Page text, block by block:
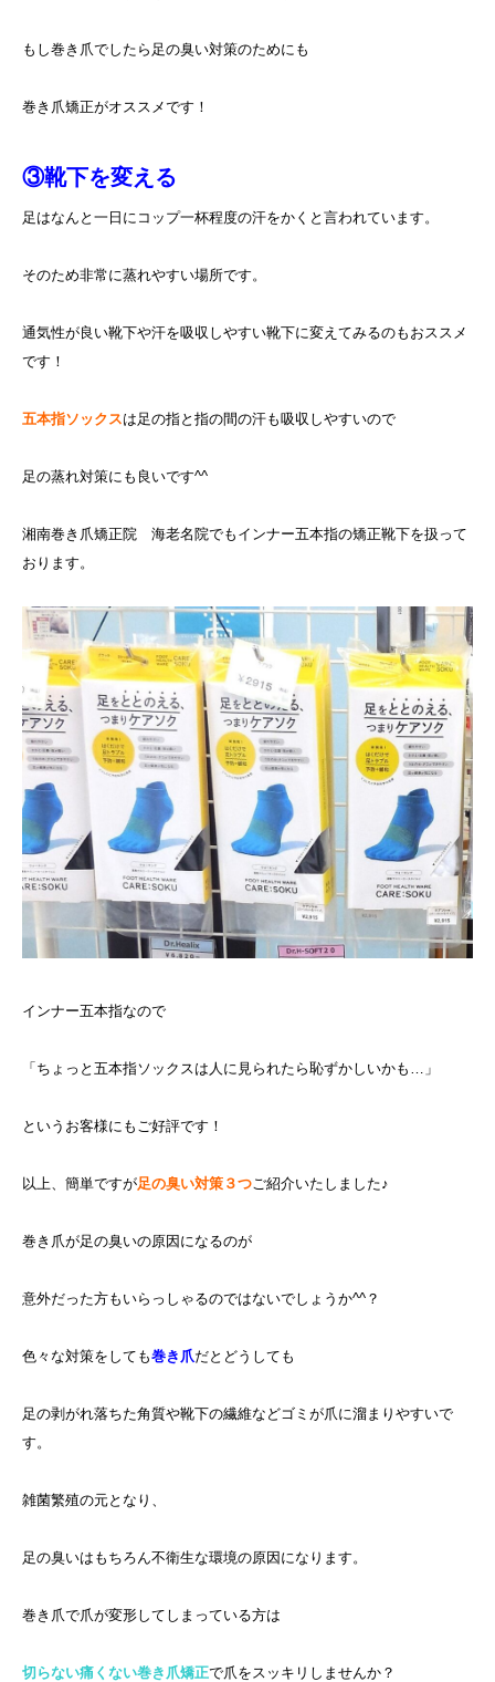
もし巻き爪でしたら足の臭い対策のためにも
巻き爪矯正がオススメです！
③靴下を変える
足はなんと一日にコップ一杯程度の汗をかくと言われています。
そのため非常に蒸れやすい場所です。
通気性が良い靴下や汗を吸収しやすい靴下に変えてみるのもおススメ
です！
五本指ソックスは足の指と指の間の汗も吸収しやすいので
足の蒸れ対策にも良いです^^
湘南巻き爪矯正院 海老名院でもインナー五本指の矯正靴下を扱って
おります。
インナー五本指なので
「ちょっと五本指ソックスは人に見られたら恥ずかしいかも…」
というお客様にもご好評です！
以上、簡単ですが足の臭い対策３つご紹介いたしました♪
巻き爪が足の臭いの原因になるのが
意外だった方もいらっしゃるのではないでしょうか^^？
色々な対策をしても巻き爪だとどうしても
足の剥がれ落ちた角質や靴下の繊維などゴミが爪に溜まりやすいで
す。
雑菌繁殖の元となり、
足の臭いはもちろん不衛生な環境の原因になります。
巻き爪で爪が変形してしまっている方は
切らない痛くない巻き爪矯正で爪をスッキリしませんか？